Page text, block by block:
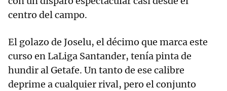
centro del campo.
El golazo de Joselu, el décimo que marca este
curso en LaLiga Santander, tenía pinta de
hundir al Getafe. Un tanto de ese calibre
deprime a cualquier rival, pero el conjunto